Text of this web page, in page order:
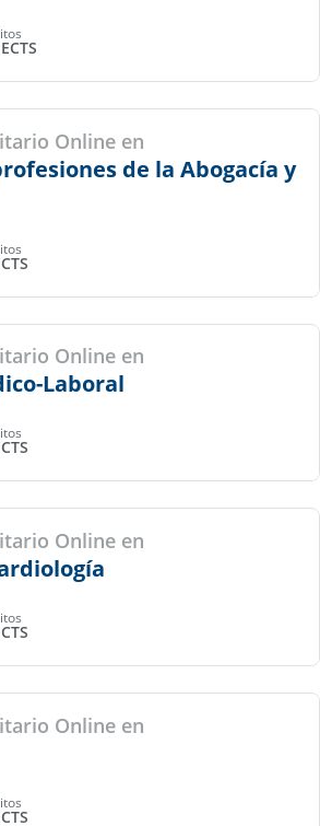
Online en
de la Abogacía y
Online en
Laboral
Online en
Online en